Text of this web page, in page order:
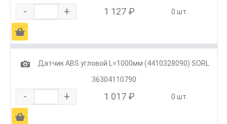
- + 1 127 ₽ 0 шт.
Ä
1
Датчик ABS угловой L=1000мм (4410328090) SORL
36304110790
- + 1 017 ₽ 0 шт.
Ä